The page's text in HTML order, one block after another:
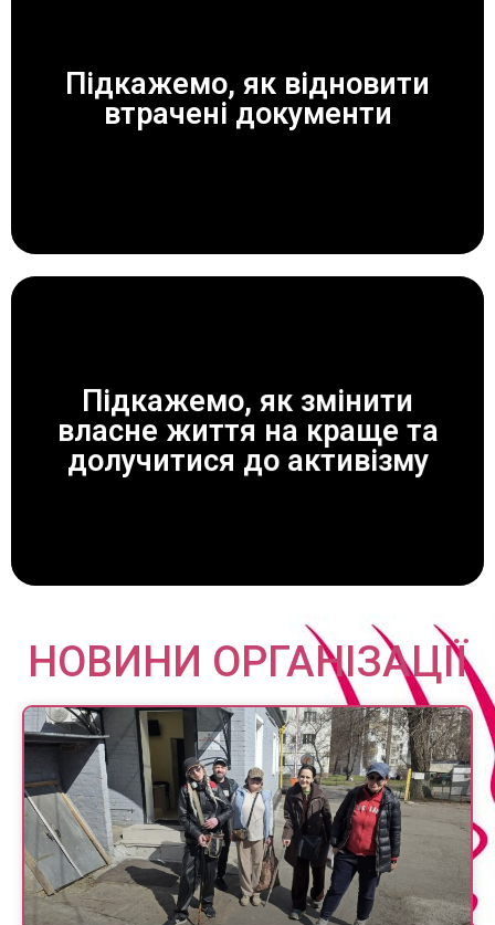
Підкажемо, як відновити
втрачені документи
ЗАВЖДИ ДОПОМОЖЕМО!
Підкажемо, як змінити
власне життя на краще та
долучитися до активізму
ЗАВЖДИ ДОПОМОЖЕМО!
НОВИНИ ОРГАНІЗАЦІЇ